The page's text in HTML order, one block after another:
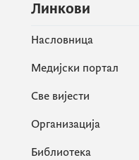
Линкови
Насловница
Медијски портал
Све вијести
Организација
Библиотека